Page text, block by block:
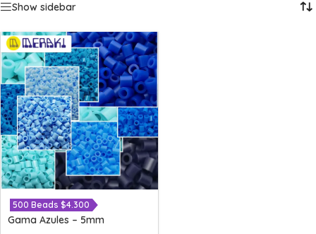
Show sidebar
500 Beads $4.300
Gama Azules – 5mm